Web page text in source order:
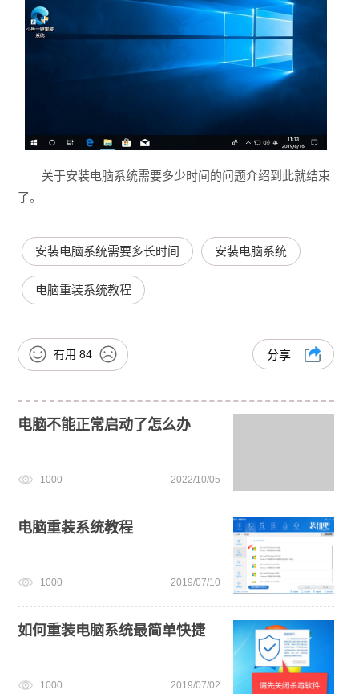
关于安装电脑系统需要多少时间的问题介绍到此就结束
了。
安装电脑系统需要多长时间 安装电脑系统
电脑重装系统教程
有用 84 分享
电脑不能正常启动了怎么办
1000 2022/10/05
电脑重装系统教程
1000 2019/07/10
如何重装电脑系统最简单快捷
1000 2019/07/02